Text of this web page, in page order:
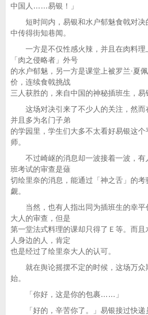
中国人……易银！」
短时间内，易银和水户郁魅食戟对决
中传得街知巷闻。
一方是不仅性感火辣，并且在肉料理
「肉之侵略者」外号
的水户郁魅，另一方是课堂上被罗兰·夏
价，连续食戟挑战
三人获胜的，来自中国的神秘插班生，易
这场对决引来了不少人的关注，然而
并且多为名门子弟
的学园里，学生们大多不太看好易银这
师。
不过崎岖的消息却一波接着一波，有
班考试的审查是薙
切绘里奈的消息，能通过「神之舌」的
觑。
当然，也有人指出同为插班生的幸平
大人的审查，但是
第一堂法式料理的课却只得了Ｅ等。而
人身边的人，肯定
也是经过了绘里奈大人的认可。
就在舆论摇摆不定的时候，这场万众
始。
「你好，这是你的包裹……」
「好的，辛苦你了。」易银接过快递